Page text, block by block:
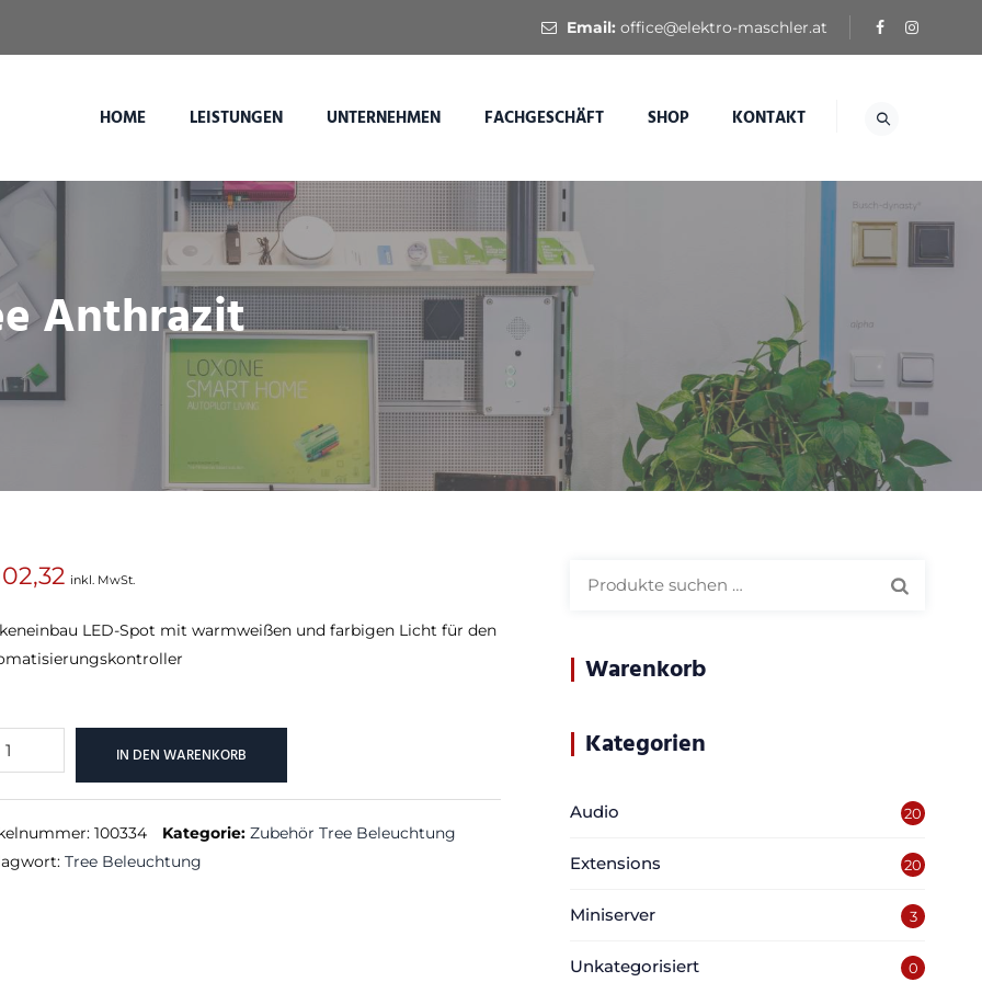
Email: office@elektro-maschler.at
HOME LEISTUNGEN UNTERNEHMEN FACHGESCHÄFT SHOP KONTAKT
Anthrazit
inkl. MwSt.
LED-Spot mit warmweißen und farbigen Licht für den
IN DEN WARENKORB
100334 Kategorie: Zubehör Tree Beleuchtung
Tree Beleuchtung
Warenkorb
Kategorien
Audio 20
Extensions 20
Miniserver 3
Unkategorisiert 0